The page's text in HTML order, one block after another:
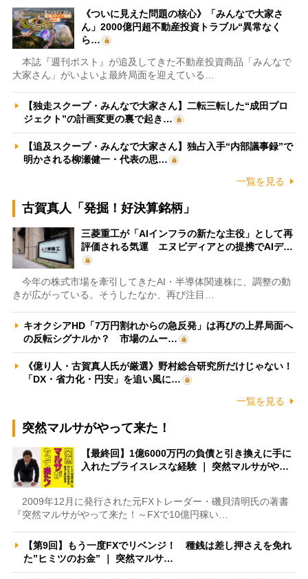
《ついに見えた問題の核心》「みんなで大家さ
ん」2000億円超不動産投資トラブル“異常なく
ら…
本誌『週刊ポスト』が追及してきた不動産投資商品「みんなで
大家さん」がいよいよ最終局面を迎えている…
【独走スクープ・みんなで大家さん】二転三転した“成田プロ
ジェクト”の計画変更の裏で起き…
【追及スクープ・みんなで大家さん】独占入手“内部議事録”で
明かされる柳瀬健一・代表の思…
一覧を見る
古賀真人「発掘！好決算銘柄」
三菱重工が「AIインフラの新たな主役」として再
評価される気運 エヌビディアとの提携でAIデ…
今年の株式市場を牽引してきたAI・半導体関連株に、調整の動
きが広がっている。そうしたなか、再び注目…
キオクシアHD「7万円割れからの急反発」は再びの上昇局面へ
の反転シグナルか？ 市場のムー…
《億り人・古賀真人氏が厳選》野村総合研究所だけじゃない！
「DX・省力化・円安」を追い風に…
一覧を見る
突然マルサがやって来た！
【最終回】1億6000万円の負債と引き換えに手に
入れたプライスレスな経験 ｜ 突然マルサがや…
2009年12月に発行された元FXトレーダー・磯貝清明氏の著書
『突然マルサがやって来た！～FXで10億円稼い…
【第9回】もう一度FXでリベンジ！ 種銭は差し押さえを免れ
た”ヒミツのお金” ｜ 突然マルサ…